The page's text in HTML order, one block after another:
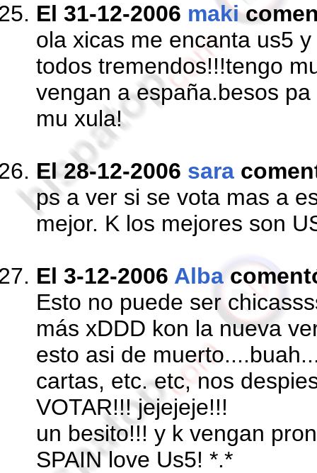
El 31-12-2006 maki
ola xicas me encanta us5
todos tremendos!!!tengo
vengan a españa.besos
mu xula!
El 28-12-2006 sara
ps a ver si se vota mas a
mejor. K los mejores son
El 3-12-2006 Alba
Esto no puede ser
más xDDD kon la nueva
esto asi de
cartas, etc. etc, nos
VOTAR!!! jejejeje!!!
un besito!!! y k vengan
SPAIN love Us5! *.*